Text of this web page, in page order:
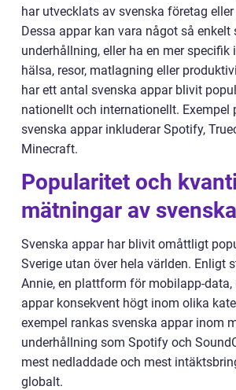
har utvecklats av svenska företag
Dessa appar kan vara något så enkelt
underhållning, eller ha en mer specifik
hälsa, resor, matlagning eller
har ett antal svenska appar blivit
nationellt och internationellt. Exempel
svenska appar inkluderar Spotify,
Minecraft.
Popularitet och
mätningar av
Svenska appar har blivit omåttligt
Sverige utan över hela världen. Enligt
Annie, en plattform för mobilapp-data,
appar konsekvent högt inom olika
exempel rankas svenska appar inom
underhållning som Spotify och
mest nedladdade och mest
globalt.